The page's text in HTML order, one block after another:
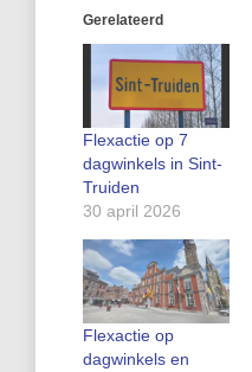
Gerelateerd
Flexactie op 7
dagwinkels in Sint-
Truiden
30 april 2026
Flexactie op
dagwinkels en